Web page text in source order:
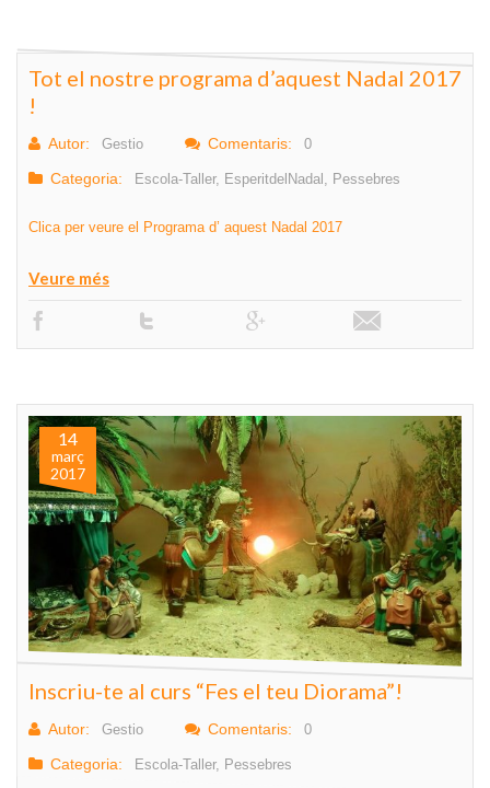
Tot el nostre programa d’aquest Nadal 2017
!
Autor: Gestio Comentaris: 0
Categoria: Escola-Taller, EsperitdelNadal , Pessebres
Clica per veure el Programa d’ aquest Nadal 2017
Veure més
14
març
2017
Inscriu-te al curs “Fes el teu Diorama”!
Autor: Gestio Comentaris: 0
Categoria: Escola-Taller, Pessebres